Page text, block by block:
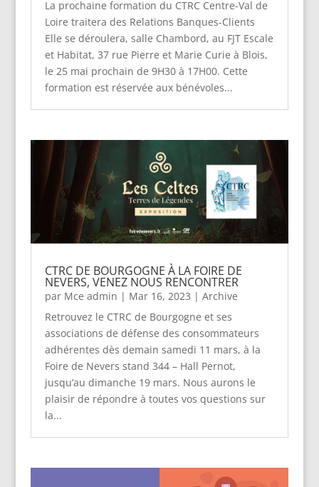
La prochaine formation du CTRC Centre-Val de
Loire traitera des Relations Banques-Clients
Elle se déroulera, salle Chambord, au FJT Escale
et Habitat, 37 rue Pierre et Marie Curie à Blois,
le 25 mai prochain de 9H30 à 17H00. Cette
formation est réservée aux bénévoles...
CTRC DE BOURGOGNE À LA FOIRE DE
NEVERS, VENEZ NOUS RENCONTRER
par Mce admin | Mar 16, 2023 | Archive
Retrouvez le CTRC de Bourgogne et ses
associations de défense des consommateurs
adhérentes dès demain samedi 11 mars, à la
Foire de Nevers stand 344 – Hall Pernot,
jusqu’au dimanche 19 mars. Nous aurons le
plaisir de répondre à toutes vos questions sur
la...